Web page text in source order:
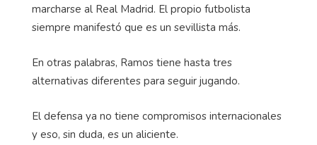
marcharse al Real Madrid. El propio futbolista
siempre manifestó que es un sevillista más.
En otras palabras, Ramos tiene hasta tres
alternativas diferentes para seguir jugando.
El defensa ya no tiene compromisos internacionales
y eso, sin duda, es un aliciente.